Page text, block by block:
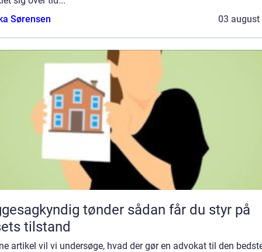
Sørensen
03 august
tønder sådan får du styr på
tilstand
artikel vil vi undersøge, hvad der gør en advokat til den